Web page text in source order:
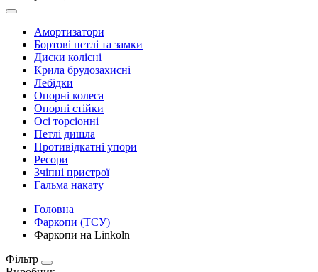
Амортизатори
Бортові петлі та замки
Диски колісні
Крила брудозахисні
Лебідки
Опорні колеса
Опорні стійки
Осі торсіонні
Петлі дишла
Противідкатні упори
Ресори
Зчіпні пристрої
Гальма накату
Головна
Фаркопи (ТСУ)
Фаркопи на Linkoln
Фільтр